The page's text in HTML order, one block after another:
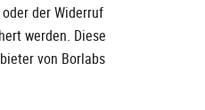
der Widerruf
werden. Diese
von Borlabs